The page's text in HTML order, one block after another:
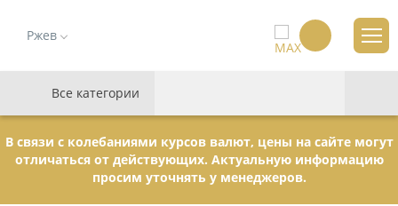
Ржев
Все категории
В связи с колебаниями курсов валют, цены на сайте могут
отличаться от действующих. Актуальную информацию
просим уточнять у менеджеров.